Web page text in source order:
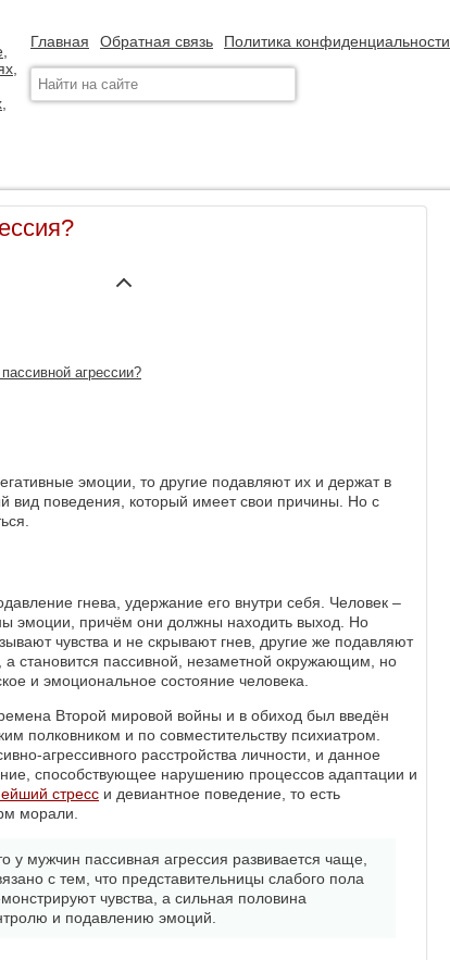
Главная Обратная связь Политика конфиденциальности
агрессии?
эмоции, то другие подавляют их и держат в
вид поведения, который имеет свои причины. Но с
гнева, удержание его внутри себя. Человек –
эмоции, причём они должны находить выход. Но
чувства и не скрывают гнев, другие же подавляют
становится пассивной, незаметной окружающим, но
и эмоциональное состояние человека.
Второй мировой войны и в обиход был введён
полковником и по совместительству психиатром.
агрессивного расстройства личности, и данное
способствующее нарушению процессов адаптации и
стресс и девиантное поведение, то есть
морали.
у мужчин пассивная агрессия развивается чаще,
с тем, что представительницы слабого пола
чувства, а сильная половина
и подавлению эмоций.